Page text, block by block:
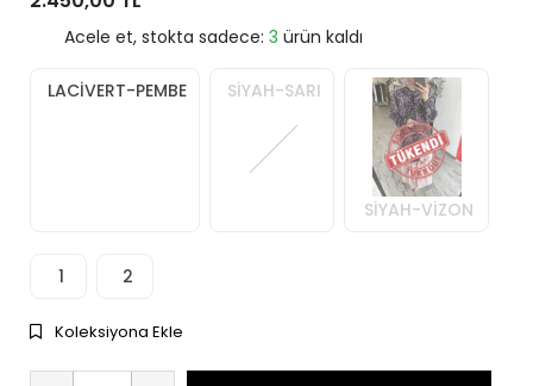
Acele et, stokta sadece: 3 ürün kaldı
LACİVERT-PEMBE SİYAH-SARI
SİYAH-VİZON
1 2
Koleksiyona Ekle